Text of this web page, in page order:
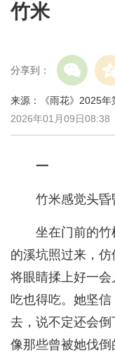
竹米
分享到：
来源：《雨花》
2026年01月09日08:38
一
竹米感觉头昏
坐在门前的
的溪坑照过来，
将眼睛揉上好一
吃也得吃。她坚
去，说不定还会倒
像那些曾被她伐倒